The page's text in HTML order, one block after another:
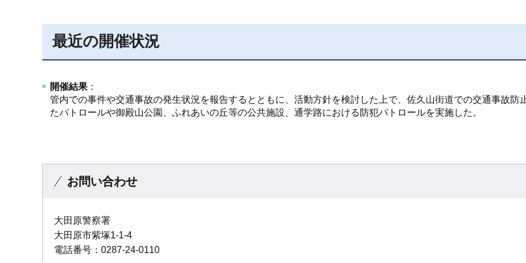
最近の開催状況
開催結果：
管内での事件や交通事故の発生状況を報告するとともに、活動方針を検討した上で、佐久山街道での交通事故防
たパトロールや御殿山公園、ふれあいの丘等の公共施設、通学路における防犯パトロールを実施した。
お問い合わせ
大田原警察署
大田原市紫塚1-1-4
電話番号：0287-24-0110